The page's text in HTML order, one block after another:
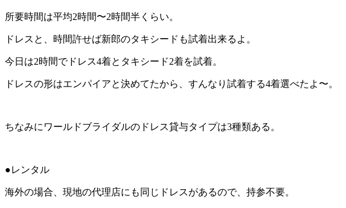
所要時間は平均2時間〜2時間半くらい。
ドレスと、時間許せば新郎のタキシードも試着出来るよ。
今日は2時間でドレス4着とタキシード2着を試着。
ドレスの形はエンパイアと決めてたから、すんなり試着する4着選べたよ〜。
ちなみにワールドブライダルのドレス貸与タイプは3種類ある。
●レンタル
海外の場合、現地の代理店にも同じドレスがあるので、持参不要。